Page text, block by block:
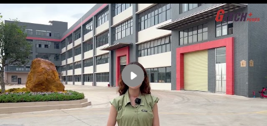
CONTATTACI
NOTIZIE
CHIEDI UN
PREVENTIVO